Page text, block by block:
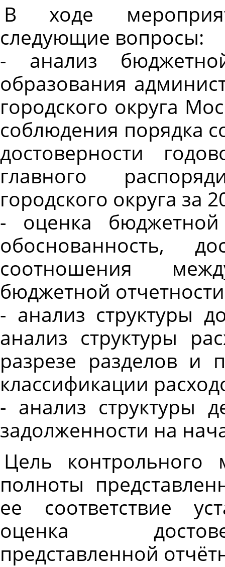
В ходе
следующие вопросы:
- анализ
образования
городского округа
соблюдения порядка
достоверности
главного
городского округа за
- оценка
обоснованность,
соотношения
бюджетной
- анализ структуры
анализ структуры
разрезе разделов и
классификации
- анализ структуры
задолженности на
Цель контрольного
полноты
ее соответствие
оценка
представленной